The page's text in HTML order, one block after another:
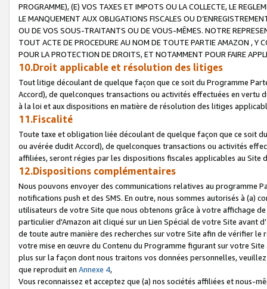
PROGRAMME), (E) VOS TAXES ET IMPOTS OU LA COLLECTE, LE
LE MANQUEMENT AUX OBLIGATIONS FISCALES OU
OU DE VOS SOUS-TRAITANTS OU DE VOUS-MÊMES. NOTRE
TOUT ACTE DE PROCEDURE AU NOM DE TOUTE PARTIE AMAZON , Y
POUR LA PROTECTION DE DROITS, ET NOTAMMENT POUR FAIRE
10.Droit applicable et résolution des litiges
Tout litige découlant de quelque façon que ce soit du Programme
Accord), de quelconques transactions ou activités effectuées en vertu
à la loi et aux dispositions en matière de résolution des litiges
11.Fiscalité
Toute taxe et obligation liée découlant de quelque façon que ce soit
ou avérée dudit Accord), de quelconques transactions ou activités
affiliées, seront régies par les dispositions fiscales applicables au Site
12.Dispositions complémentaires
Nous pouvons envoyer des communications relatives au programme
notifications push et des SMS. En outre, nous sommes autorisés à
utilisateurs de votre Site que nous obtenons grâce à votre affichage
particulier d'Amazon ait cliqué sur un Lien Spécial de votre Site avant
de toute autre manière des recherches sur votre Site afin de vérifier
votre mise en œuvre du Contenu du Programme figurant sur votre
plus sur la façon dont nous traitons vos données personnelles,
que reproduit en Annexe 4,
Vous reconnaissez et acceptez que (a) nos sociétés affiliées et nous-